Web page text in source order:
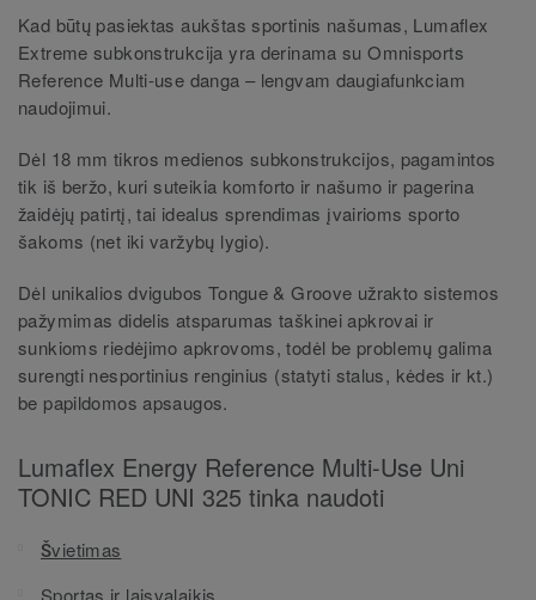
Kad būtų pasiektas aukštas sportinis našumas, Lumaflex
Extreme subkonstrukcija yra derinama su Omnisports
Reference Multi-use danga – lengvam daugiafunkciam
naudojimui.
Dėl 18 mm tikros medienos subkonstrukcijos, pagamintos
tik iš beržo, kuri suteikia komforto ir našumo ir pagerina
žaidėjų patirtį, tai idealus sprendimas įvairioms sporto
šakoms (net iki varžybų lygio).
Dėl unikalios dvigubos Tongue & Groove užrakto sistemos
pažymimas didelis atsparumas taškinei apkrovai ir
sunkioms riedėjimo apkrovoms, todėl be problemų galima
surengti nesportinius renginius (statyti stalus, kėdes ir kt.)
be papildomos apsaugos.
Lumaflex Energy Reference Multi-Use Uni
TONIC RED UNI 325 tinka naudoti
Švietimas
Sportas ir laisvalaikis